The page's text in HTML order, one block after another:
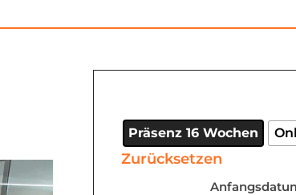
Präsenz 16 Wochen
Zurücksetzen